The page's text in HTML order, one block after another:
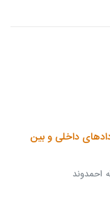
داخلی و بین
احمدوند